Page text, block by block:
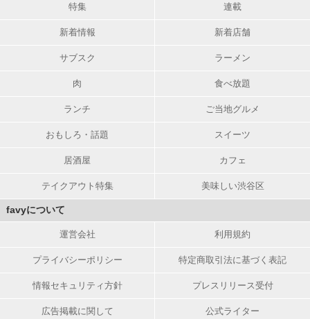
特集 連載
新着情報 新着店舗
サブスク ラーメン
肉 食べ放題
ランチ ご当地グルメ
おもしろ・話題 スイーツ
居酒屋 カフェ
テイクアウト特集 美味しい渋谷区
favyについて
運営会社 利用規約
プライバシーポリシー 特定商取引法に基づく表記
情報セキュリティ方針 プレスリリース受付
広告掲載に関して 公式ライター